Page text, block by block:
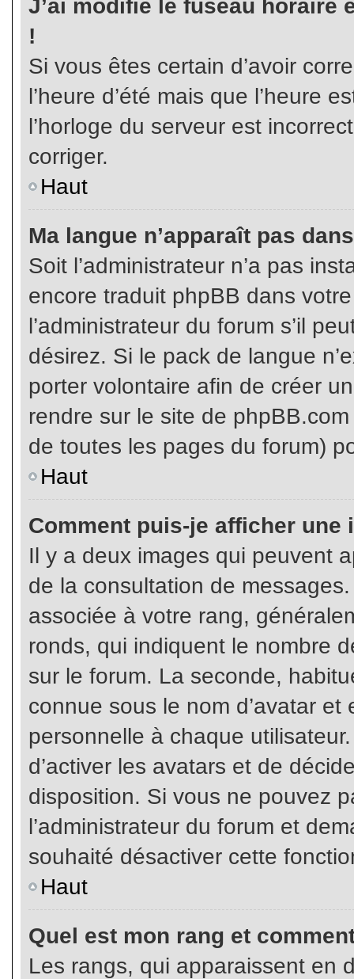
J’ai modifié le fuseau horaire
!
Si vous êtes certain d’avoir
l’heure d’été mais que l’heure
l’horloge du serveur est
corriger.
Haut
Ma langue n’apparaît pas
Soit l’administrateur n’a pas
encore traduit phpBB dans
l’administrateur du forum s’il
désirez. Si le pack de langue
porter volontaire afin de créer
rendre sur le site de
de toutes les pages du forum)
Haut
Comment puis-je afficher une
Il y a deux images qui peuvent
de la consultation de
associée à votre rang,
ronds, qui indiquent le nombre
sur le forum. La seconde,
connue sous le nom d’avatar
personnelle à chaque
d’activer les avatars et de
disposition. Si vous ne pouvez
l’administrateur du forum et
souhaité désactiver cette
Haut
Quel est mon rang et
Les rangs, qui apparaissent en